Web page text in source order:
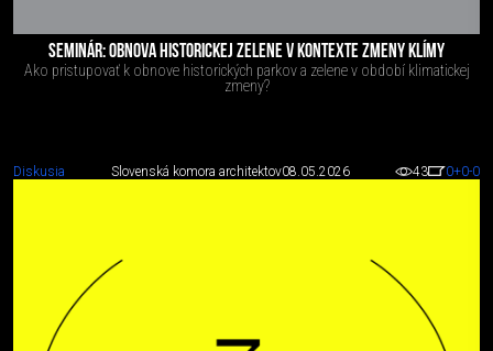
SEMINÁR: OBNOVA HISTORICKEJ ZELENE V KONTEXTE ZMENY KLÍMY
Ako pristupovať k obnove historických parkov a zelene v období klimatickej
zmeny?
Diskusia Slovenská komora architektov08.05.2026 43 0+0-0